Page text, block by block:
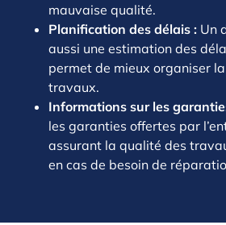
mauvaise qualité.
Planification des délais : Un
aussi une estimation des
permet de mieux organiser
travaux.
Informations sur les
les garanties offertes par
assurant la qualité des
en cas de besoin de